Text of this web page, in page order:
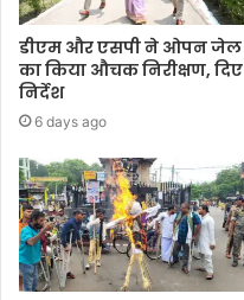
डीएम और एसपी ने ओपन जेल
का किया औचक निरीक्षण, दिए
निर्देश
6 days ago